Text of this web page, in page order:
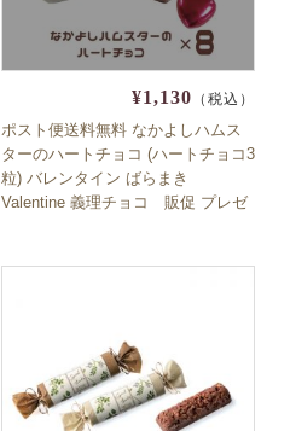
¥1,130 （税込）
ポスト便送料無料 なかよしハムス
ターのハートチョコ (ハートチョコ3
粒) バレンタイン ばらまき
Valentine 義理チョコ 販促 プレゼ